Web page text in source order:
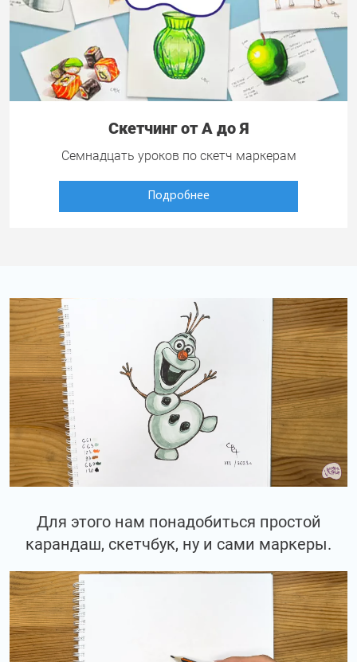
Скетчинг от А до Я
Семнадцать уроков по скетч маркерам
Подробнее
Для этого нам понадобиться простой
карандаш, скетчбук, ну и сами маркеры.